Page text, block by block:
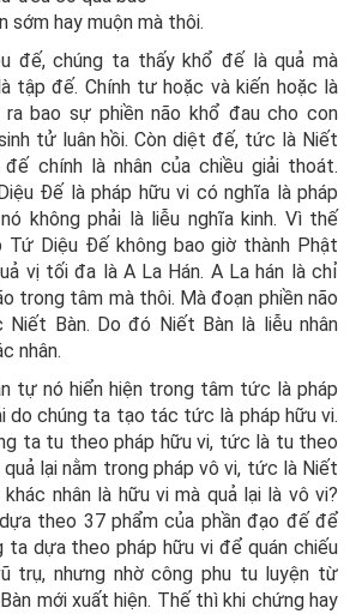
sớm hay muộn mà thôi.
đế, chúng ta thấy khổ đế là quả mà
tập đế. Chính tư hoặc và kiến hoặc là
bao sự phiền não khổ đau cho con
tử luân hồi. Còn diệt đế, tức là Niết
chính là nhân của chiều giải thoát.
Đế là pháp hữu vi có nghĩa là pháp
không phải là liễu nghĩa kinh. Vì thế
Diệu Đế không bao giờ thành Phật
vị tối đa là A La Hán. A La hán là chỉ
trong tâm mà thôi. Mà đoạn phiền não
Bàn. Do đó Niết Bàn là liễu nhân
nhân.
tự nó hiển hiện trong tâm tức là pháp
do chúng ta tạo tác tức là pháp hữu vi.
ta tu theo pháp hữu vi, tức là tu theo
lại nằm trong pháp vô vi, tức là Niết
nhân là hữu vi mà quả lại là vô vi?
theo 37 phẩm của phần đạo đế để
dựa theo pháp hữu vi để quán chiếu
trụ, nhưng nhờ công phu tu luyện từ
mới xuất hiện. Thế thì khi chứng hay